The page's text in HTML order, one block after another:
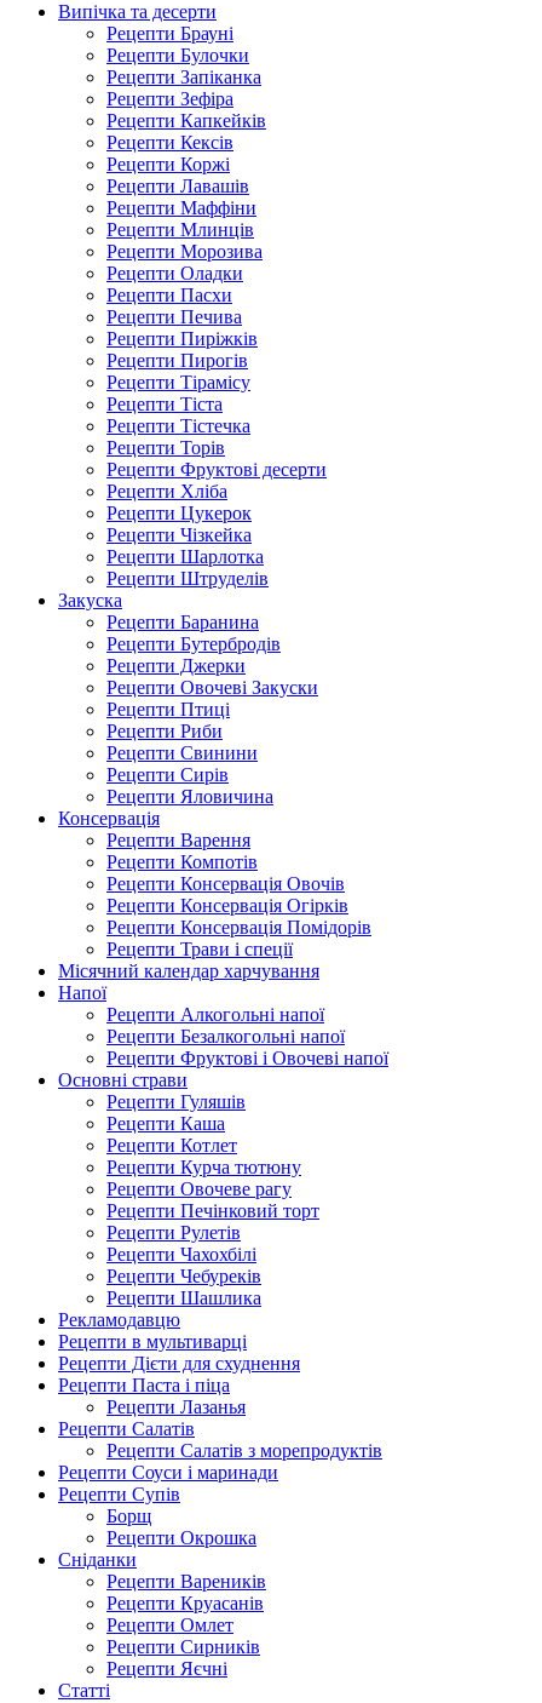
Випічка та десерти
Рецепти Брауні
Рецепти Булочки
Рецепти Запіканка
Рецепти Зефіра
Рецепти Капкейків
Рецепти Кексів
Рецепти Коржі
Рецепти Лавашів
Рецепти Маффіни
Рецепти Млинців
Рецепти Морозива
Рецепти Оладки
Рецепти Пасхи
Рецепти Печива
Рецепти Пиріжків
Рецепти Пирогів
Рецепти Тірамісу
Рецепти Тіста
Рецепти Тістечка
Рецепти Торів
Рецепти Фруктові десерти
Рецепти Хліба
Рецепти Цукерок
Рецепти Чізкейка
Рецепти Шарлотка
Рецепти Штруделів
Закуска
Рецепти Баранина
Рецепти Бутербродів
Рецепти Джерки
Рецепти Овочеві Закуски
Рецепти Птиці
Рецепти Риби
Рецепти Свинини
Рецепти Сирів
Рецепти Яловичина
Консервація
Рецепти Варення
Рецепти Компотів
Рецепти Консервація Овочів
Рецепти Консервація Огірків
Рецепти Консервація Помідорів
Рецепти Трави і спеції
Місячний календар харчування
Напої
Рецепти Алкогольні напої
Рецепти Безалкогольні напої
Рецепти Фруктові і Овочеві напої
Основні страви
Рецепти Гуляшів
Рецепти Каша
Рецепти Котлет
Рецепти Курча тютюну
Рецепти Овочеве рагу
Рецепти Печінковий торт
Рецепти Рулетів
Рецепти Чахохбілі
Рецепти Чебуреків
Рецепти Шашлика
Рекламодавцю
Рецепти в мультиварці
Рецепти Дієти для схуднення
Рецепти Паста і піца
Рецепти Лазанья
Рецепти Салатів
Рецепти Салатів з морепродуктів
Рецепти Соуси і маринади
Рецепти Супів
Борщ
Рецепти Окрошка
Сніданки
Рецепти Вареників
Рецепти Круасанів
Рецепти Омлет
Рецепти Сирників
Рецепти Яєчні
Статті